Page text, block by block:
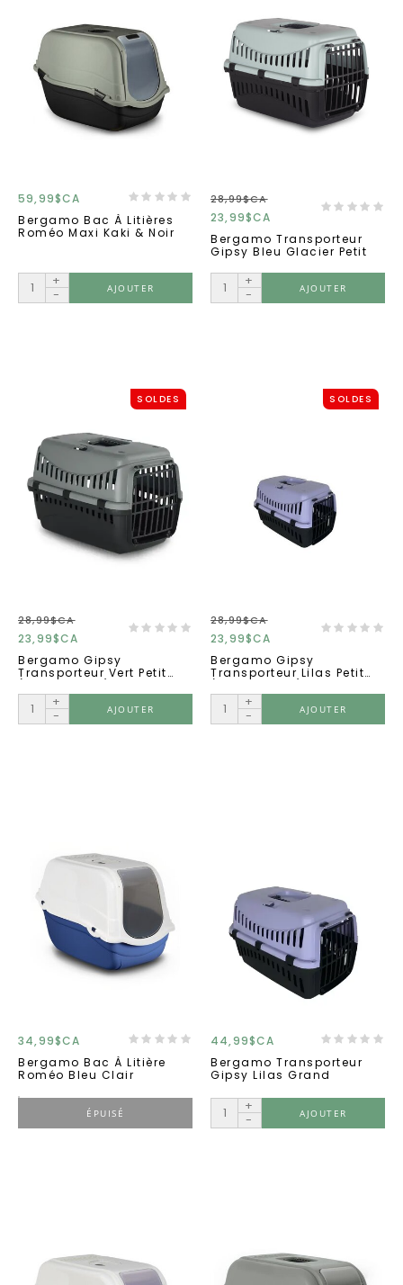
59,99$CA
Bergamo Bac À Litières
Roméo Maxi Kaki & Noir
+
-
AJOUTER
28,99$CA
23,99$CA
Bergamo Transporteur
Gipsy Bleu Glacier Petit
+
-
AJOUTER
SOLDES
28,99$CA
23,99$CA
Bergamo Gipsy
Transporteur Vert Petit
+
-
AJOUTER
SOLDES
28,99$CA
23,99$CA
Bergamo Gipsy
Transporteur Lilas Petit
+
-
AJOUTER
34,99$CA
Bergamo Bac À Litière
Roméo Bleu Clair
ÉPUISÉ
44,99$CA
Bergamo Transporteur
Gipsy Lilas Grand
+
-
AJOUTER